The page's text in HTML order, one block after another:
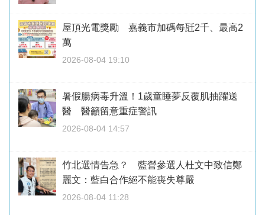
屋頂光電獎勵 嘉義市加碼每瓩2千、最高2
萬
2026-08-04 19:10
暑假腸病毒升溫！1歲童睡夢反覆肌抽躍送
醫 醫籲留意重症警訊
2026-08-04 14:57
竹北選情告急？ 藍營參選人杜文中致信鄭
麗文：藍白合作絕不能喪失尊嚴
2026-08-04 11:28